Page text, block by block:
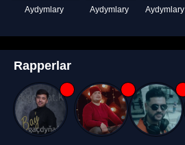
Aydymlary Aydymlary Aydymlary
Rapperlar